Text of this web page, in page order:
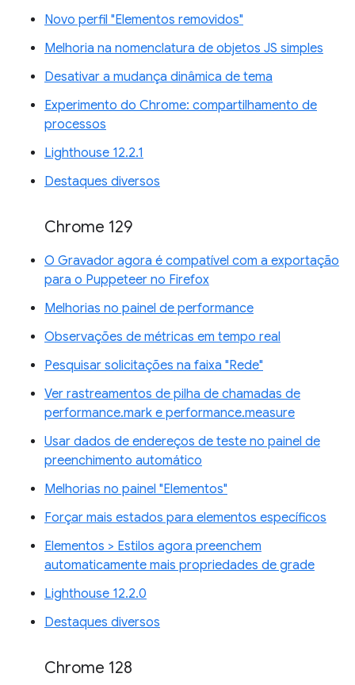
Novo perfil "Elementos removidos"
Melhoria na nomenclatura de objetos JS simples
Desativar a mudança dinâmica de tema
Experimento do Chrome: compartilhamento de
processos
Lighthouse 12.2.1
Destaques diversos
Chrome 129
O Gravador agora é compatível com a exportação
para o Puppeteer no Firefox
Melhorias no painel de performance
Observações de métricas em tempo real
Pesquisar solicitações na faixa "Rede"
Ver rastreamentos de pilha de chamadas de
performance.mark e performance.measure
Usar dados de endereços de teste no painel de
preenchimento automático
Melhorias no painel "Elementos"
Forçar mais estados para elementos específicos
Elementos > Estilos agora preenchem
automaticamente mais propriedades de grade
Lighthouse 12.2.0
Destaques diversos
Chrome 128